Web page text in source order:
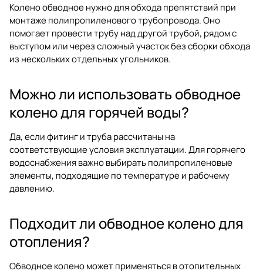
Колено обводное нужно для обхода препятствий при
монтаже полипропиленового трубопровода. Оно
помогает провести трубу над другой трубой, рядом с
выступом или через сложный участок без сборки обхода
из нескольких отдельных угольников.
Можно ли использовать обводное
колено для горячей воды?
Да, если фитинг и труба рассчитаны на
соответствующие условия эксплуатации. Для горячего
водоснабжения важно выбирать полипропиленовые
элементы, подходящие по температуре и рабочему
давлению.
Подходит ли обводное колено для
отопления?
Обводное колено может применяться в отопительных